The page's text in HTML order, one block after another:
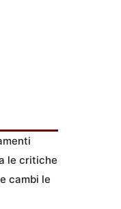
le critiche
cambi le